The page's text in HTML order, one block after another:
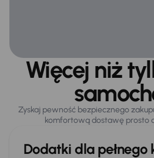
Więcej niż
Zyskaj pewność bezpiecznego
komfortową dostawę prosto
Dodatki dla